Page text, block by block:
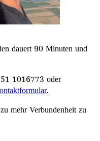
dauert 90 Minuten und
1016773 oder
.
mehr Verbundenheit zu